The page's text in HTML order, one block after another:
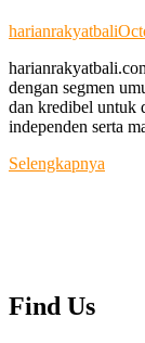
harianrakyatbali
dengan segmen
dan kredibel untuk
independen serta
Selengkapnya
Find Us